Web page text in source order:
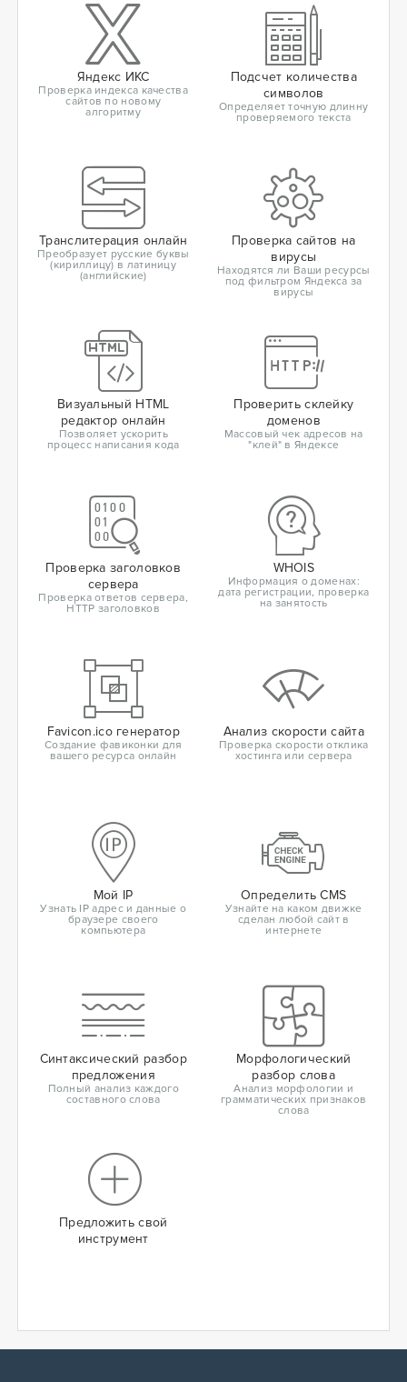
Яндекс ИКС
Проверка индекса качества
сайтов по новому
алгоритму
Подсчет количества
символов
Определяет точную длинну
проверяемого текста
Транслитерация онлайн
Преобразует русские буквы
(кириллицу) в латиницу
(английские)
Проверка сайтов на
вирусы
Находятся ли Ваши ресурсы
под фильтром Яндекса за
вирусы
Визуальный HTML
редактор онлайн
Позволяет ускорить
процесс написания кода
Проверить склейку
доменов
Массовый чек адресов на
"клей" в Яндексе
Проверка заголовков
сервера
Проверка ответов сервера,
HTTP заголовков
WHOIS
Информация о доменах:
дата регистрации, проверка
на занятость
Favicon.ico генератор
Создание фавиконки для
вашего ресурса онлайн
Анализ скорости сайта
Проверка скорости отклика
хостинга или сервера
Мой IP
Узнать IP адрес и данные о
браузере своего
компьютера
Определить CMS
Узнайте на каком движке
сделан любой сайт в
интернете
Синтаксический разбор
предложения
Полный анализ каждого
составного слова
Морфологический
разбор слова
Анализ морфологии и
грамматических признаков
слова
Предложить свой
инструмент